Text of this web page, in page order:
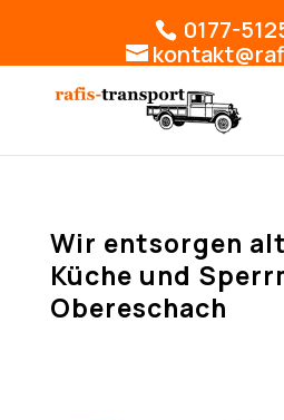
0177-
Wir entsorgen
Küche und
Obereschach